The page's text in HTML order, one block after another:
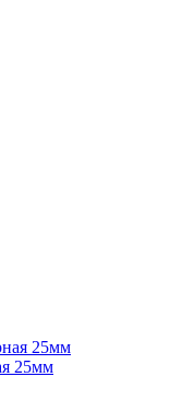
25мм